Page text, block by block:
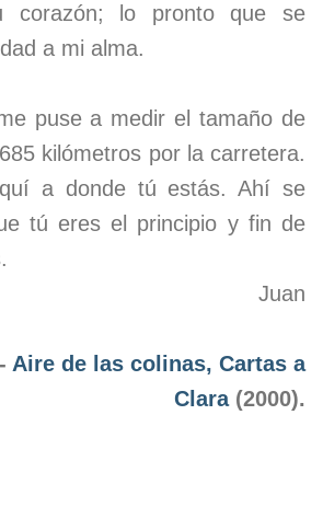
corazón; lo pronto que se
a mi alma.
puse a medir el tamaño de
kilómetros por la carretera.
a donde tú estás. Ahí se
tú eres el principio y fin de
Juan
- Aire de las colinas, Cartas a
Clara(2000).